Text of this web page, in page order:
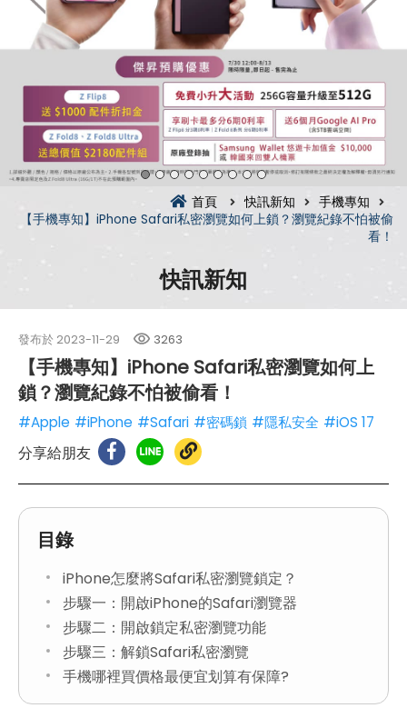
首頁 快訊新知
手機專知
【手機專知】iPhone Safari私密瀏覽如何上鎖？瀏覽紀錄不怕被偷
看！
快訊新知
發布於 2023-11-29 3263
【手機專知】iPhone Safari私密瀏覽如何上
鎖？瀏覽紀錄不怕被偷看！
#Apple #iPhone #Safari #密碼鎖 #隱私安全 #iOS 17
分享給朋友
目錄
iPhone怎麼將Safari私密瀏覽鎖定？
步驟一：開啟iPhone的Safari瀏覽器
步驟二：開啟鎖定私密瀏覽功能
步驟三：解鎖Safari私密瀏覽
手機哪裡買價格最便宜划算有保障?